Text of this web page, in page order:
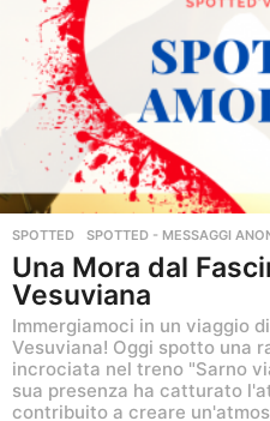
SPOTTED ,SPOTTED - MESSAGGI
Una Mora dal
Vesuviana
Immergiamoci in un viaggio
Vesuviana! Oggi spotto una
incrociata nel treno "Sarno
sua presenza ha catturato
contribuito a creare